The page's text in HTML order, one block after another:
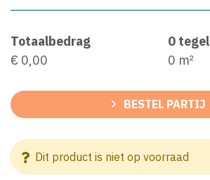
Totaalbedrag
€ 0,00
0 tegel
0 m²
BESTEL PARTIJ
Dit product is niet op voorraad